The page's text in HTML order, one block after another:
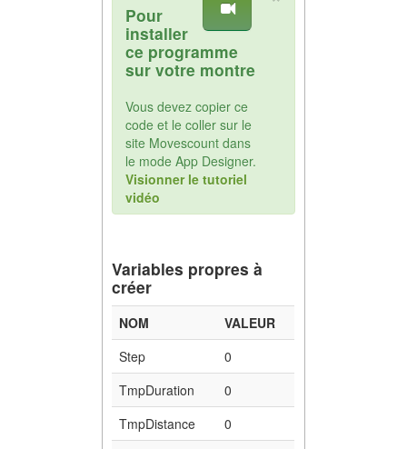
Pour
installer
ce programme
sur votre montre
Vous devez copier ce
code et le coller sur le
site Movescount dans
le mode App Designer.
Visionner le tutoriel
vidéo
Variables propres à
créer
NOM
VALEUR
Step
0
TmpDuration
0
TmpDistance
0